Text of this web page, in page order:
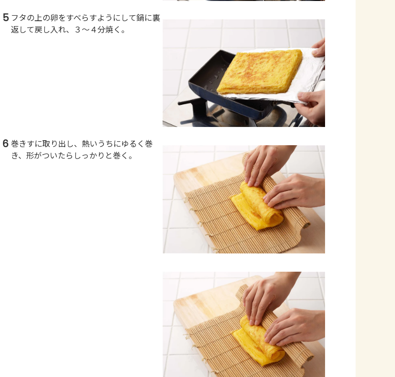
5 フタの上の卵をすべらすようにして鍋に裏
返して戻し入れ、３～４分焼く。
6 巻きすに取り出し、熱いうちにゆるく巻
き、形がついたらしっかりと巻く。